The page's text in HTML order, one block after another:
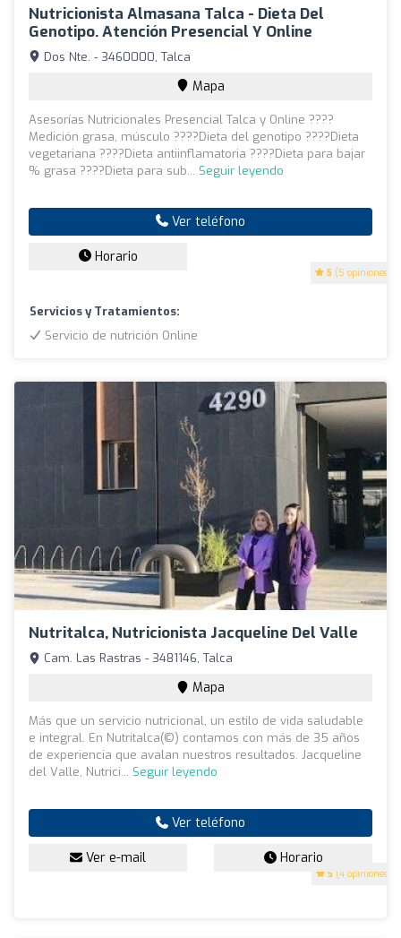
Nutricionista Almasana Talca - Dieta Del
Genotipo. Atención Presencial Y Online
5 (5 opiniones)
Dos Nte. - 3460000, Talca
Mapa
Asesorías Nutricionales Presencial Talca y Online ????
Medición grasa, músculo ????Dieta del genotipo ????Dieta
vegetariana ????Dieta antiinflamatoria ????Dieta para bajar
% grasa ????Dieta para sub... Seguir leyendo
Ver teléfono
Horario
Servicios y Tratamientos:
Servicio de nutrición Online
Nutritalca, Nutricionista Jacqueline Del Valle
5 (4 opiniones)
Cam. Las Rastras - 3481146, Talca
Mapa
Más que un servicio nutricional, un estilo de vida saludable
e integral. En Nutritalca(©) contamos con más de 35 años
de experiencia que avalan nuestros resultados. Jacqueline
del Valle, Nutrici... Seguir leyendo
Ver teléfono
Ver e-mail Horario